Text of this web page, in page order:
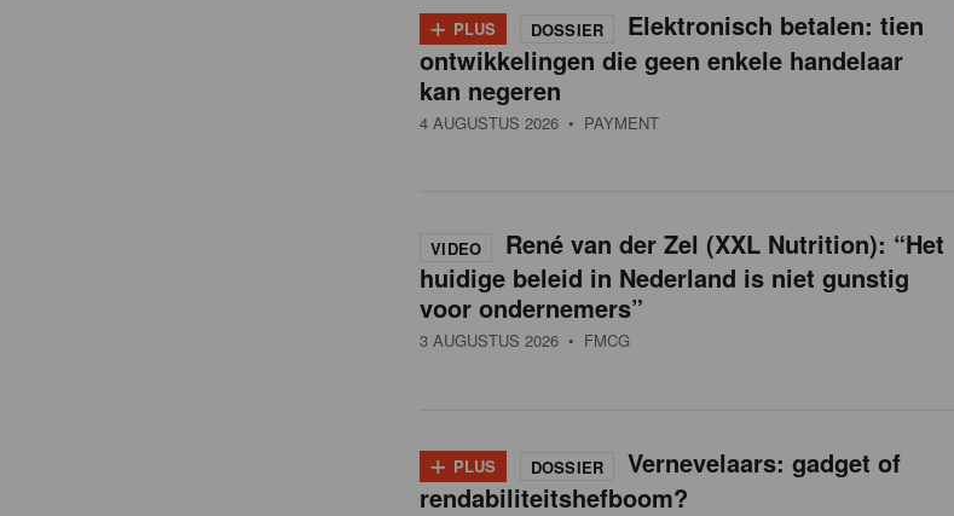
+ PLUS DOSSIER
Elektronisch betalen: tien
ontwikkelingen die geen enkele handelaar
kan negeren
4 AUGUSTUS 2026 • PAYMENT
VIDEO
René van der Zel (XXL Nutrition): “Het
huidige beleid in Nederland is niet gunstig
voor ondernemers”
3 AUGUSTUS 2026 • FMCG
+ PLUS DOSSIER
Vernevelaars: gadget of
rendabiliteitshefboom?